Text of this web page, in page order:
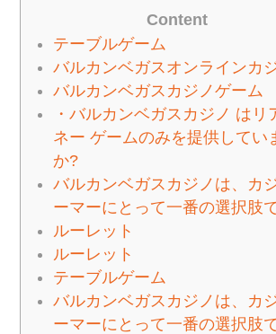
Content
テーブルゲーム
バルカンベガスオンラインカ
バルカンベガスカジノゲーム
・バルカンベガスカジノ はリ
ネー ゲームのみを提供してい
か?
バルカンベガスカジノは、カ
ーマーにとって一番の選択肢
ルーレット
ルーレット
テーブルゲーム
バルカンベガスカジノは、カ
ーマーにとって一番の選択肢